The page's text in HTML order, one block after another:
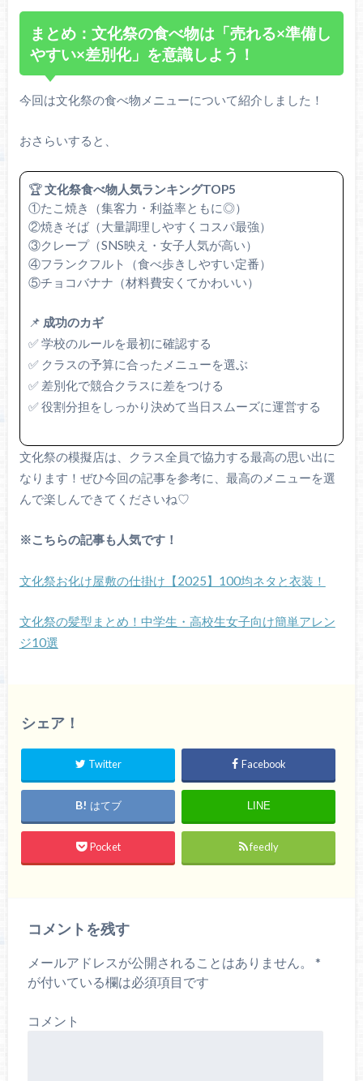
まとめ：文化祭の食べ物は「売れる×準備し
やすい×差別化」を意識しよう！
今回は文化祭の食べ物メニューについて紹介しました！
おさらいすると、
🏆文化祭食べ物人気ランキングTOP5
①たこ焼き（集客力・利益率ともに◎）
②焼きそば（大量調理しやすくコスパ最強）
③クレープ（SNS映え・女子人気が高い）
④フランクフルト（食べ歩きしやすい定番）
⑤チョコバナナ（材料費安くてかわいい）
📌 成功のカギ
✅ 学校のルールを最初に確認する
✅ クラスの予算に合ったメニューを選ぶ
✅ 差別化で競合クラスに差をつける
✅ 役割分担をしっかり決めて当日スムーズに運営する
文化祭の模擬店は、クラス全員で協力する最高の思い出に
なります！ぜひ今回の記事を参考に、最高のメニューを選
んで楽しんできてくださいね♡
※こちらの記事も人気です！
文化祭お化け屋敷の仕掛け【2025】100均ネタと衣装！
文化祭の髪型まとめ！中学生・高校生女子向け簡単アレン
ジ10選
シェア！
Twitter Facebook
はてブ LINE
Pocket feedly
コメントを残す
メールアドレスが公開されることはありません。
*
が付いている欄は必須項目です
コメント